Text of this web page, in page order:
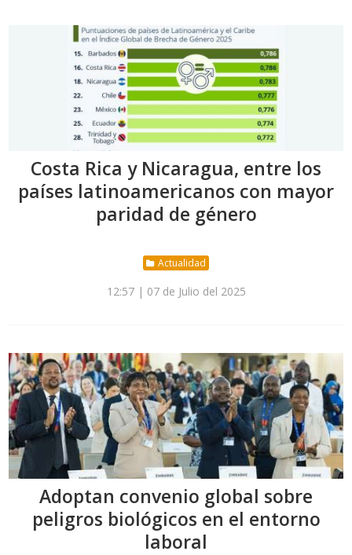
Costa Rica y Nicaragua, entre los
países latinoamericanos con mayor
paridad de género
Actualidad
12:57 | 07 de Julio del 2025
Adoptan convenio global sobre
peligros biológicos en el entorno
laboral